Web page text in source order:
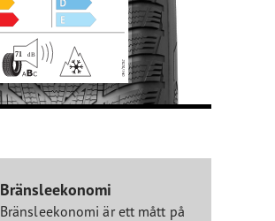
Bränsleekonomi
Bränsleekonomi är ett mått på